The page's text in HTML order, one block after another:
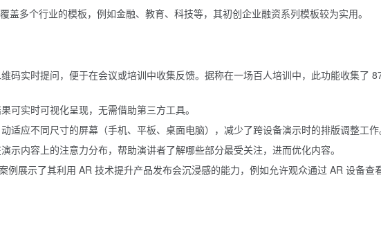
盖多个行业的模板，例如金融、教育、科技等，其初创企业融资系列模板较为实用。
码实时提问，便于在会议或培训中收集反馈。据称在一场百人培训中，此功能收集了
可实时可视化呈现，无需借助第三方工具。
适应不同尺寸的屏幕（手机、平板、桌面电脑），减少了跨设备演示时的排版调整工
示内容上的注意力分布，帮助演讲者了解哪些部分最受关注，进而优化内容。
例展示了其利用 AR 技术提升产品发布会沉浸感的能力，例如允许观众通过 AR 设备查